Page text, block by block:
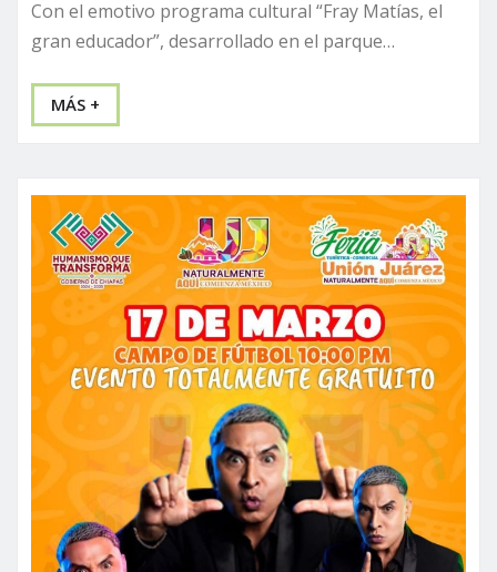
Con el emotivo programa cultural “Fray Matías, el
gran educador”, desarrollado en el parque…
MÁS +